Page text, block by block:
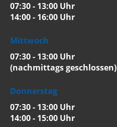
07:30 - 13:00 Uhr
14:00 - 16:00 Uhr
Mittwoch
07:30 - 13:00 Uhr
(nachmittags geschlossen)
Donnerstag
07:30 - 13:00 Uhr
14:00 - 15:00 Uhr